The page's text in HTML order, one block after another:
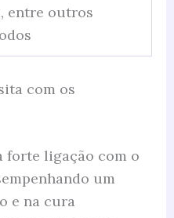
entre outros
com os
forte ligação com o
um
e na cura